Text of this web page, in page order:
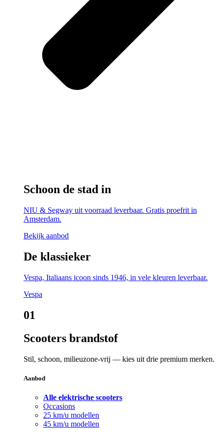
Schoon de stad in
NIU & Segway uit voorraad leverbaar. Gratis proefrit in
Amsterdam.
Bekijk aanbod
De klassieker
Vespa, Italiaans icoon sinds 1946, in vele kleuren leverbaar.
Vespa
01
Scooters brandstof
Stil, schoon, milieuzone-vrij — kies uit drie premium merken.
Aanbod
Alle elektrische scooters
Occasions
25 km/u modellen
45 km/u modellen